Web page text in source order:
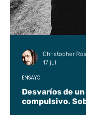
Desvaríos de
compulsivo.
ENSAYO
Christopher
17 jul